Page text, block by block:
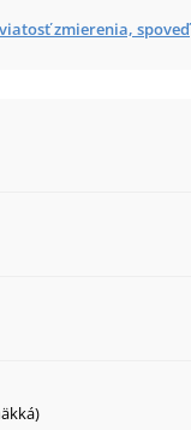
zmierenia, spoveď